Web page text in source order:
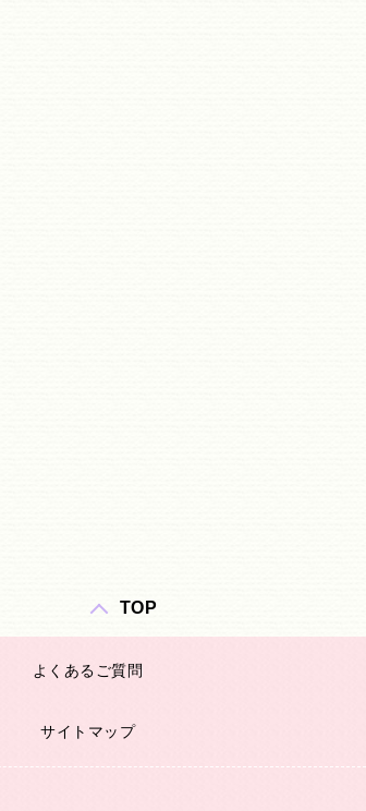
TOP
よくあるご質問
サイトマップ